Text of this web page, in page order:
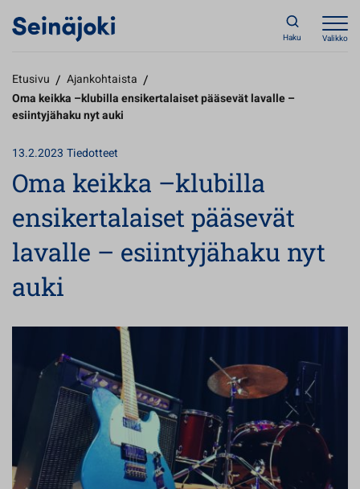
Haku Valikko
Etusivu / Ajankohtaista /
Oma keikka –klubilla ensikertalaiset pääsevät lavalle –
esiintyjähaku nyt auki
13.2.2023 Tiedotteet
Oma keikka –klubilla
ensikertalaiset pääsevät
lavalle – esiintyjähaku nyt
auki